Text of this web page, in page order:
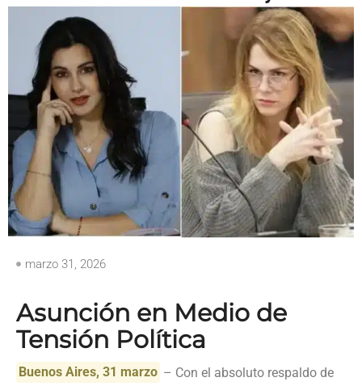
marzo 31, 2026
Asunción en Medio de
Tensión Política
Buenos Aires, 31 marzo – Con el absoluto respaldo de